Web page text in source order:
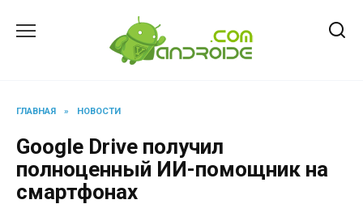
ГЛАВНАЯ » НОВОСТИ
Google Drive получил
полноценный ИИ-помощник на
смартфонах